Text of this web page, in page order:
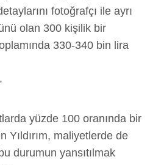
fotoğrafçı ile ayrı
olan 300 kişilik bir
330-340 bin lira
yüzde 100 oranında bir
Yıldırım, maliyetlerde de
durumun yansıtılmak